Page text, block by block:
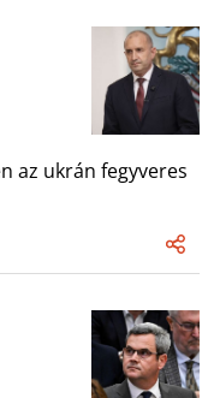
az ukrán fegyveres